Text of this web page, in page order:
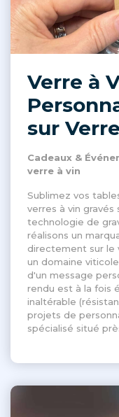
Verre à
sur
Cadeaux &
verre à vin
Sublimez vos
verres à vin gravés
technologie de
réalisons un
directement sur le
un domaine
d'un message
rendu est à la fois
inaltérable
projets de
spécialisé situé